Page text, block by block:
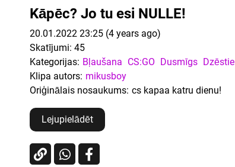
Kāpēc? Jo tu esi NULLE!
20.01.2022 23:25 (4 years ago)
Skatījumi: 45
Kategorijas: Bļaušana CS:GO Dusmīgs Dzēstie
Klipa autors: mikusboy
Oriģinālais nosaukums: cs kapaa katru dienu!
Lejupielādēt